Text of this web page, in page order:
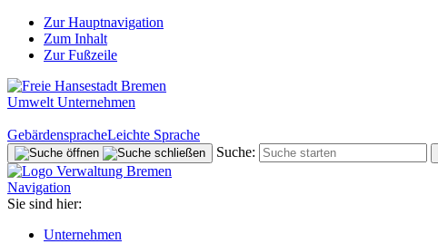
Zur Hauptnavigation
Zum Inhalt
Zur Fußzeile
Umwelt Unternehmen
GebärdenspracheLeichte Sprache
Suche:
Navigation
Sie sind hier:
Unternehmen